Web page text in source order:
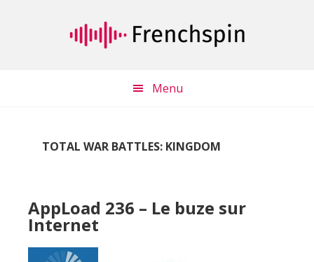
Menu
TOTAL WAR BATTLES: KINGDOM
AppLoad 236 – Le buze sur
Internet